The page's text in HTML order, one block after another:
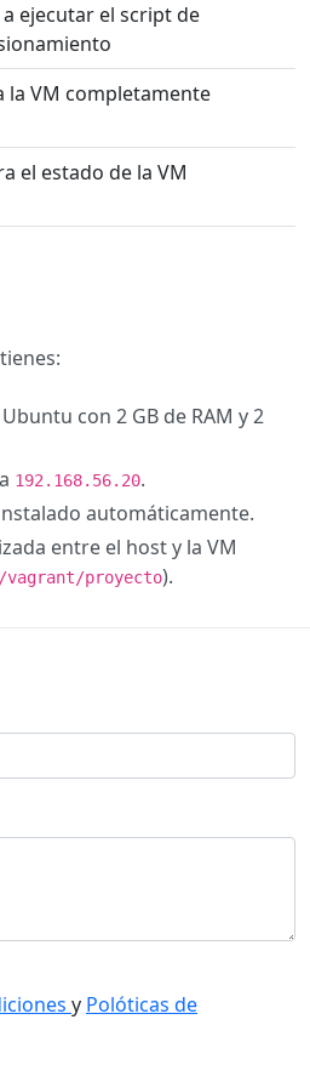
a ejecutar el script de
la VM completamente
el estado de la VM
con 2 GB de RAM y 2
192.168.56.20.
automáticamente.
entre el host y la VM
vagrant/proyecto).
y Polóticas de